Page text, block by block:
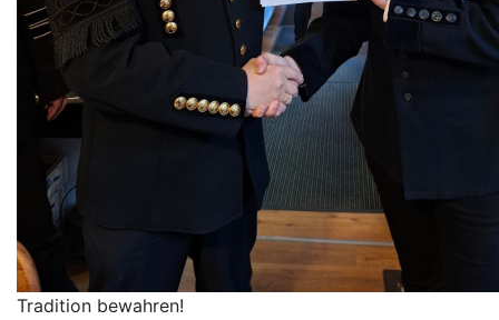
Tradition bewahren!